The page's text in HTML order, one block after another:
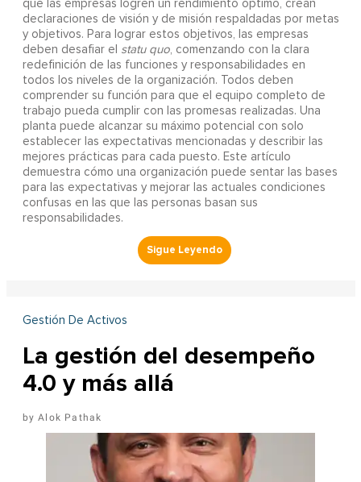
que las empresas logren un rendimiento óptimo, crean
declaraciones de visión y de misión respaldadas por metas
y objetivos. Para lograr estos objetivos, las empresas
deben desafiar el statu quo, comenzando con la clara
redefinición de las funciones y responsabilidades en
todos los niveles de la organización. Todos deben
comprender su función para que el equipo completo de
trabajo pueda cumplir con las promesas realizadas. Una
planta puede alcanzar su máximo potencial con solo
establecer las expectativas mencionadas y describir las
mejores prácticas para cada puesto. Este artículo
demuestra cómo una organización puede sentar las bases
para las expectativas y mejorar las actuales condiciones
confusas en las que las personas basan sus
responsabilidades.
Gestión De Activos
La gestión del desempeño
4.0 y más allá
Alok Pathak